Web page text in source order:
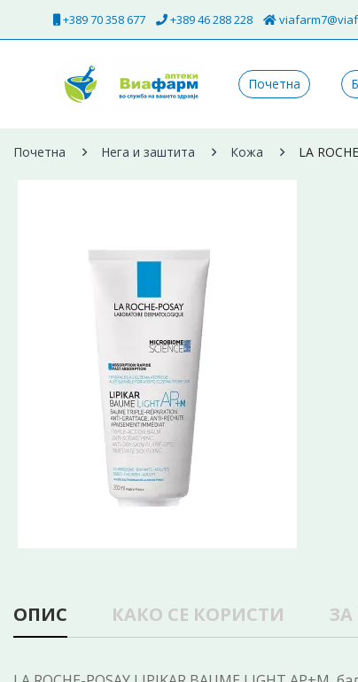
+389 70 358 677 +389 46 288 228
Почетна
Почетна Нега и заштита Кожа LA
ОПИС КАКО СЕ КОРИСТИ